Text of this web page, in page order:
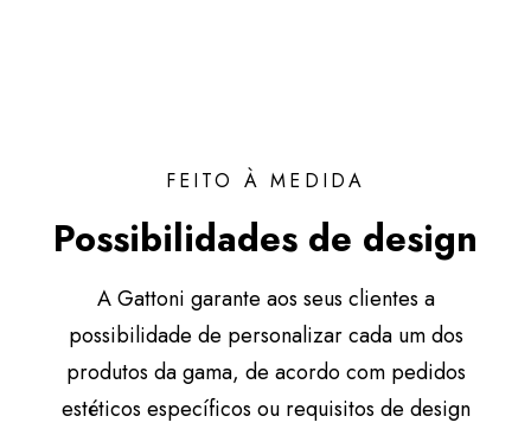
FEITO À MEDIDA
Possibilidades de design
A Gattoni garante aos seus clientes a
possibilidade de personalizar cada um dos
produtos da gama, de acordo com pedidos
estéticos específicos ou requisitos de design